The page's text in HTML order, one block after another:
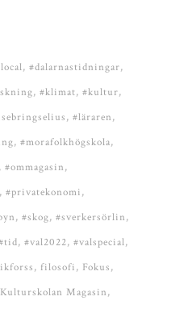
#dalarnastidningar
#klimat #kultur
#läraren
#morafolkhögskola
#ommagasin
#privatekonomi
#skog #sverkersörlin
#val2022 #valspecial
filosofi
Fokus
Kulturskolan Magasin